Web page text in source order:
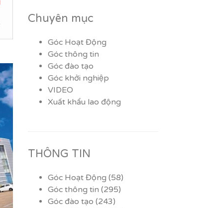
Chuyên mục
Góc Hoạt Động
Góc thông tin
Góc đào tạo
Góc khởi nghiệp
VIDEO
Xuất khẩu lao động
THÔNG TIN
Góc Hoạt Động (58)
Góc thông tin (295)
Góc đào tạo (243)